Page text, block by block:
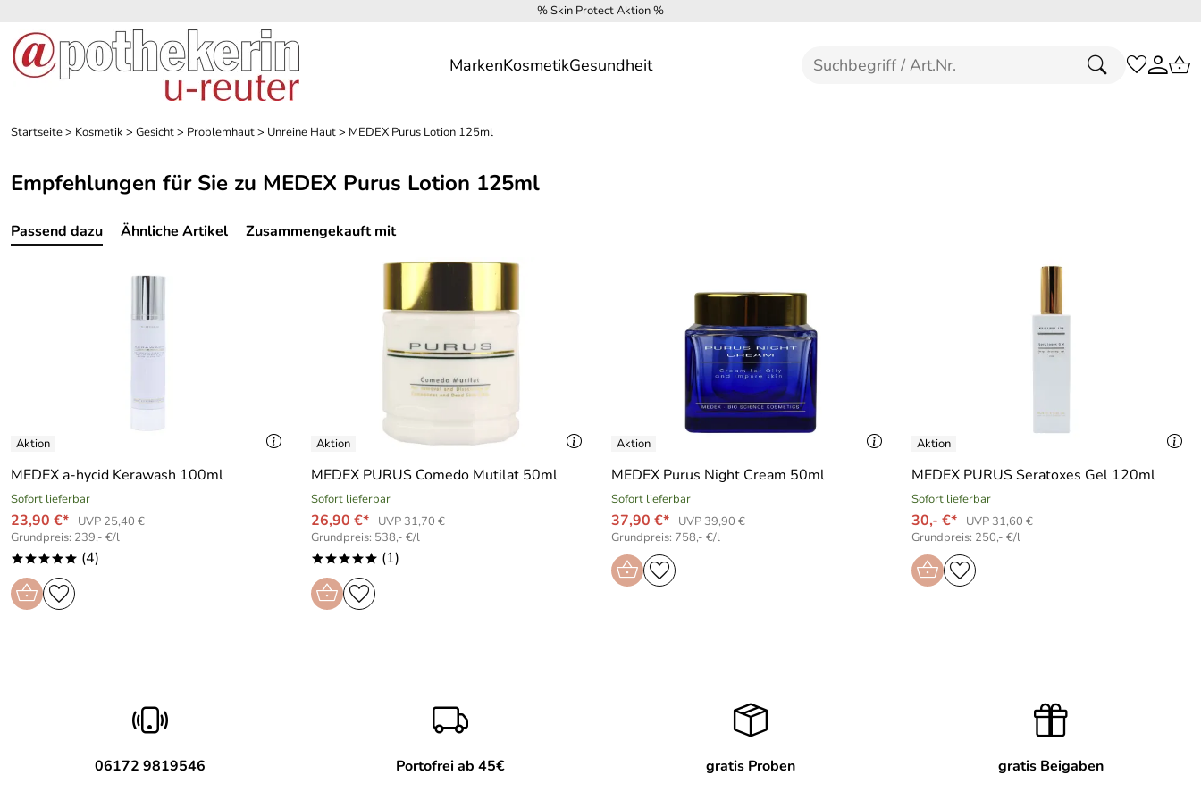
% Skin Protect Aktion %
MarkenKosmetikGesundheit
Startseite> Kosmetik > Gesicht> Problemhaut> Unreine Haut> MEDEX Purus Lotion 125ml
Empfehlungen für Sie zu MEDEX Purus Lotion 125ml
Passend dazu
MEDEX a-hycid Kerawash 100ml
Sofort lieferbar
23,90 €*
UVP 25,40 €
Grundpreis: 239,- €/l
***** (4)
MEDEX PURUS Comedo Mutilat 50ml
Sofort lieferbar
26,90 €*
UVP 31,70 €
Grundpreis: 538,- €/l
***** (1)
MEDEX Purus Night Cream 50ml
Sofort lieferbar
37,90 €*
UVP 39,90 €
Grundpreis: 758,- €/l
MEDEX PURUS Seratoxes Gel 120ml
Sofort lieferbar
30,- €*
UVP 31,60 €
Grundpreis: 250,- €/l
Ähnliche Artikel Zusammengekauft mit
06172 9819546 Portofrei ab 45€ gratis Proben gratis Beigaben